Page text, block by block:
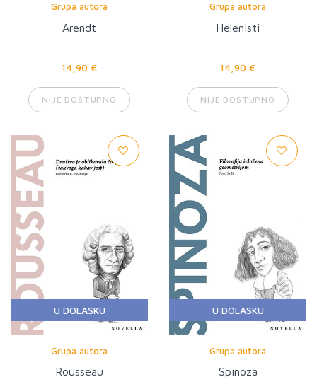
Grupa autora
Arendt
14,90 €
NIJE DOSTUPNO
Grupa autora
Helenisti
14,90 €
NIJE DOSTUPNO
U DOLASKU
Grupa autora
Rousseau
U DOLASKU
Grupa autora
Spinoza